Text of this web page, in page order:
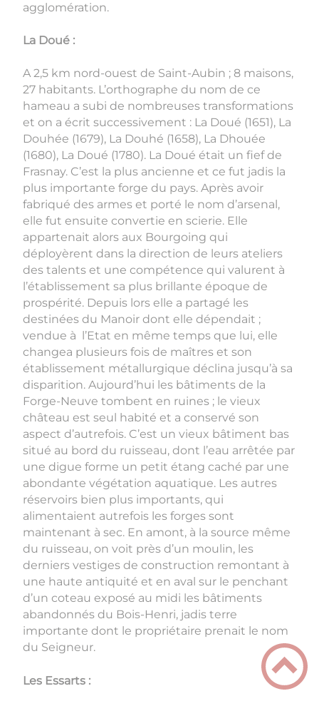
agglomération.
La Doué :
A 2,5 km nord-ouest de Saint-Aubin ; 8 maisons,
27 habitants. L’orthographe du nom de ce
hameau a subi de nombreuses transformations
et on a écrit successivement : La Doué (1651), La
Douhée (1679), La Douhé (1658), La Dhouée
(1680), La Doué (1780). La Doué était un fief de
Frasnay. C’est la plus ancienne et ce fut jadis la
plus importante forge du pays. Après avoir
fabriqué des armes et porté le nom d’arsenal,
elle fut ensuite convertie en scierie. Elle
appartenait alors aux Bourgoing qui
déployèrent dans la direction de leurs ateliers
des talents et une compétence qui valurent à
l’établissement sa plus brillante époque de
prospérité. Depuis lors elle a partagé les
destinées du Manoir dont elle dépendait ;
vendue à l’Etat en même temps que lui, elle
changea plusieurs fois de maîtres et son
établissement métallurgique déclina jusqu’à sa
disparition. Aujourd’hui les bâtiments de la
Forge-Neuve tombent en ruines ; le vieux
château est seul habité et a conservé son
aspect d’autrefois. C’est un vieux bâtiment bas
situé au bord du ruisseau, dont l’eau arrêtée par
une digue forme un petit étang caché par une
abondante végétation aquatique. Les autres
réservoirs bien plus importants, qui
alimentaient autrefois les forges sont
maintenant à sec. En amont, à la source même
du ruisseau, on voit près d’un moulin, les
derniers vestiges de construction remontant à
une haute antiquité et en aval sur le penchant
d’un coteau exposé au midi les bâtiments
abandonnés du Bois-Henri, jadis terre
importante dont le propriétaire prenait le nom
du Seigneur.
Les Essarts :